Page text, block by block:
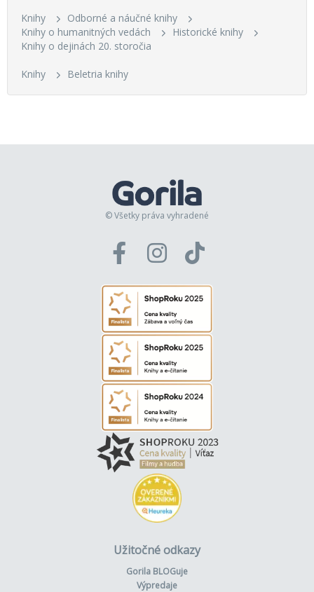
Knihy
Odborné a náučné knihy
Knihy o humanitných vedách
Historické knihy
Knihy o dejinách 20. storočia
Knihy Beletria knihy
© Všetky práva vyhradené
Užitočné odkazy
Gorila BLOGuje
Výpredaje